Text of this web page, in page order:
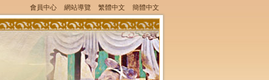
會員中心 網站導覽 繁體中文 簡體中文